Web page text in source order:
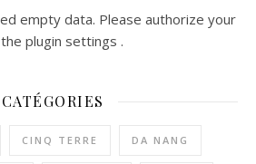
empty data. Please authorize your
plugin settings .
CATÉGORIES
CINQ TERRE DA NANG